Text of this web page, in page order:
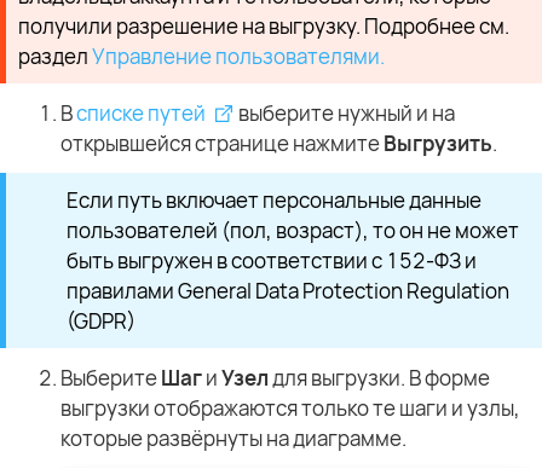
получили разрешение на выгрузку. Подробнее см.
разделУправление пользователями.
Всписке путей
выберите нужный и на
открывшейся странице нажмитеВыгрузить.
Если путь включает персональные данные
пользователей (пол, возраст), то он не может
быть выгружен в соответствии с 152-ФЗ и
правилами General Data Protection Regulation
(GDPR)
ВыберитеШагиУзелдля выгрузки. В форме
выгрузки отображаются только те шаги и узлы,
которые развёрнуты на диаграмме.